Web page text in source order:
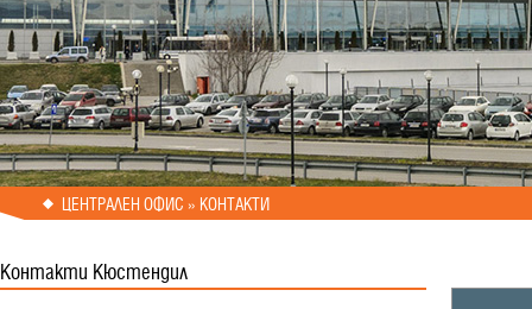
ЦЕНТРАЛЕН ОФИС » КОНТАКТИ
Контакти Кюстендил